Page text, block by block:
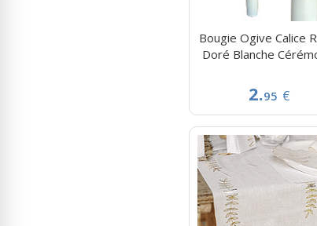
Bougie Ogive Calice
Doré Blanche
2.95 €